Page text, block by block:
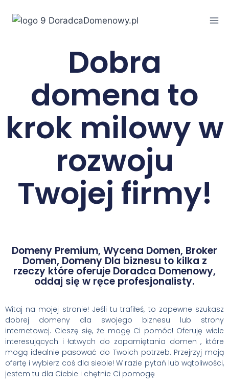
Dobra
domena to
krok milowy w
rozwoju
Twojej firmy!
Domeny Premium, Wycena Domen, Broker
Domen, Domeny Dla biznesu to kilka z
rzeczy które oferuje Doradca Domenowy,
oddaj się w ręce profesjonalisty.
Witaj na mojej stronie! Jeśli tu trafiłeś, to zapewne szukasz
dobrej domeny dla swojego biznesu lub strony
internetowej. Cieszę się, że mogę Ci pomóc! Oferuję wiele
interesujących i łatwych do zapamiętania domen , które
mogą idealnie pasować do Twoich potrzeb. Przejrzyj moją
ofertę i wybierz coś dla siebie! W razie pytań lub wątpliwości,
jestem tu dla Ciebie i chętnie Ci pomogę